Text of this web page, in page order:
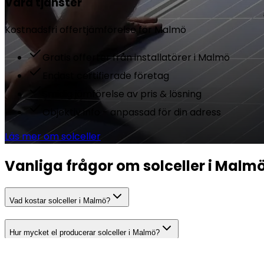
Kostnadsfri offertjämförelse förMalmö
Gratis offerter från installatörer i Malmö
Endast certifierade företag
Smidig jämförelse av pris & lösning
Objektiv info - anpassad för din adress
Läs mer om solceller
Vanliga frågor om solceller i
Vad kostar solceller i Malmö?
Hur mycket el producerar solceller i Malmö?